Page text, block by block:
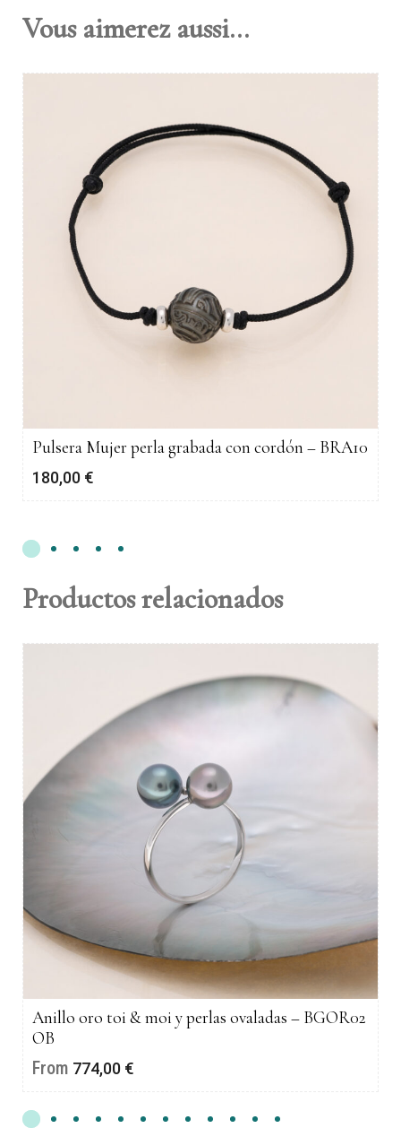
Vous aimerez aussi...
Pulsera Mujer perla grabada con cordón – BRA10
180,00 €
Productos relacionados
Anillo oro toi & moi y perlas ovaladas – BGOR02
OB
From 774,00 €